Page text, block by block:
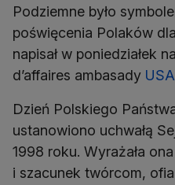
Podziemne było
poświęcenia Polaków
napisał w poniedziałek
d’affaires ambasady USA
Dzień Polskiego
ustanowiono uchwałą
1998 roku. Wyrażała
i szacunek twórcom,